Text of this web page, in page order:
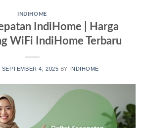
INDIHOME
IndiHome | Harga
WiFi IndiHome Terbaru
SEPTEMBER 4, 2025 BY INDIHOME